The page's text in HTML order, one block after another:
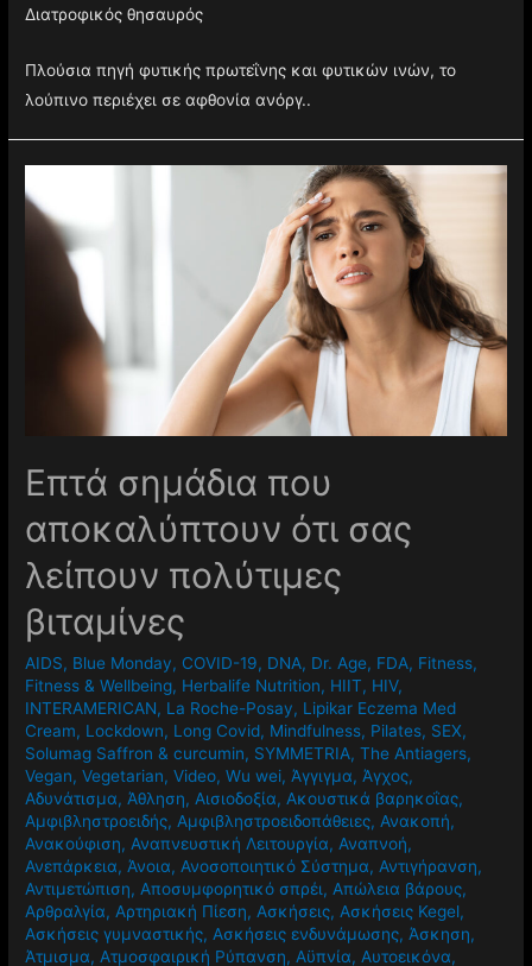
Διατροφικός θησαυρός
Πλούσια πηγή φυτικής πρωτεΐνης και φυτικών ινών, το
λούπινο περιέχει σε αφθονία ανόργ..
Επτά σημάδια που
αποκαλύπτουν ότι σας
λείπουν πολύτιμες
βιταμίνες
AIDS, Blue Monday, COVID-19, DNA, Dr. Age, FDA, Fitness,
Fitness & Wellbeing, Herbalife Nutrition, HIIT, HIV,
INTERAMERICAN, La Roche-Posay, Lipikar Eczema Med
Cream, Lockdown, Long Covid, Mindfulness, Pilates, SEX,
Solumag Saffron & curcumin, SYMMETRIA,The Antiagers,
Vegan,Vegetarian,Video,Wu wei,Άγγιγμα,Άγχος,
Αδυνάτισμα,Άθληση,Αισιοδοξία,Ακουστικά βαρηκοΐας,
Αμφιβληστροειδής,Αμφιβληστροειδοπάθειες,Ανακοπή,
Ανακούφιση,Αναπνευστική Λειτουργία,Αναπνοή,
Ανεπάρκεια,Άνοια,Ανοσοποιητικό Σύστημα,Αντιγήρανση,
Αντιμετώπιση,Αποσυμφορητικό σπρέι,Απώλεια βάρους,
Αρθραλγία,Αρτηριακή Πίεση,Ασκήσεις,Ασκήσεις Kegel,
Ασκήσεις γυμναστικής,Ασκήσεις ενδυνάμωσης,Άσκηση,
Άτμισμα,Ατμοσφαιρική Ρύπανση,Αϋπνία,Αυτοεικόνα,